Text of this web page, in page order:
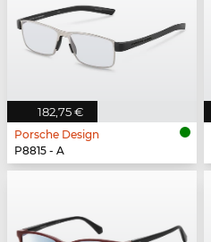
182,75 €
Porsche Design
P8815 - A